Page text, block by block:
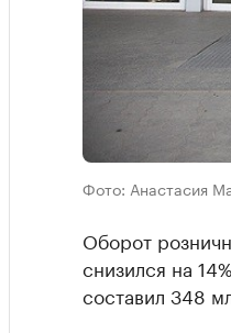
Фото: Анастасия
Оборот
снизился на
составил 348